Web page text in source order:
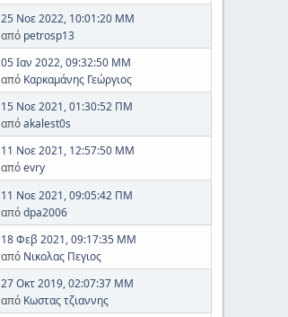
25 Νοε 2022, 10:01:20 ΜΜ
από petrosp13
05 Ιαν 2022, 09:32:50 ΜΜ
από Καρκαμάνης Γεώργιος
15 Νοε 2021, 01:30:52 ΠΜ
απόakalest0s
11 Νοε 2021, 12:57:50 ΜΜ
απόevry
11 Νοε 2021, 09:05:42 ΠΜ
απόdpa2006
18 Φεβ 2021, 09:17:35 ΜΜ
από Νικολας Πεγιος
27 Οκτ 2019, 02:07:37 ΜΜ
από Κωστας τζιαννης